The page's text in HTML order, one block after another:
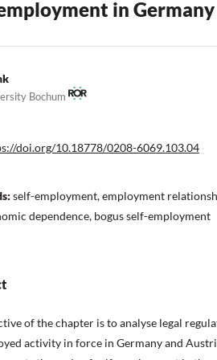
in
Bochum
doi.org/10.18778/0208-6069.103.04
self-employment, employment
dependence, bogus self-employment
of the chapter is to analyse legal
activity in force in Germany and